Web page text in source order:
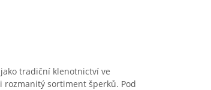
tradiční klenotnictví ve
rozmanitý sortiment šperků. Pod